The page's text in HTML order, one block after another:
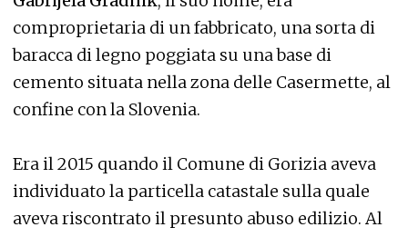
comproprietaria di un fabbricato, una sorta di
baracca di legno poggiata su una base di
cemento situata nella zona delle Casermette, al
confine con la Slovenia.
Era il 2015 quando il Comune di Gorizia aveva
individuato la particella catastale sulla quale
aveva riscontrato il presunto abuso edilizio. Al